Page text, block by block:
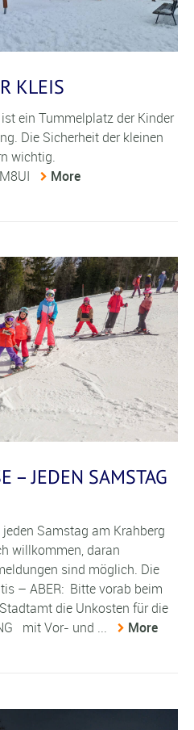
KLEIS
ein Tummelplatz der Kinder
Die Sicherheit der kleinen
wichtig.
More
– JEDEN SAMSTAG
Samstag am Krahberg
willkommen, daran
sind möglich. Die
– ABER: Bitte vorab beim
die Unkosten für die
mit Vor- und ...
More